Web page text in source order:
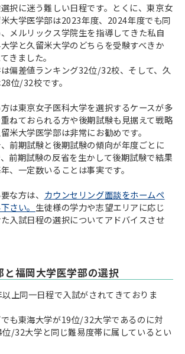
択に迷う難しい日程です。とくに、東京女
大学医学部は2023年度、2024年度でも同
メルリックス学院生を指導してきた私自
学と久留米大学のどちらを受験すべきか
きました。
偏差値ランキング32位/32校、そして、久
位/32校です。
は東京女子医科大学を選択するケースが多
ねておられる方や後期試験も見据えて戦略
米大学医学部は非常にお勧めです。
前期試験と後期試験の傾向が年度ごとに
前期試験の反省を生かして後期試験で結果
、一定数いることは事実です。
な方は、 カウンセリング面談をホームペ
さい。 生徒様の学力や志望エリアに応じ
入試日程の選択についてアドバイスさせ
と福岡大学医学部の選択
上同一日程で入試がされてきておりま
も東海大学が19位/32大学であるのに対
位/32大学と同じ難易度帯に属しているとい